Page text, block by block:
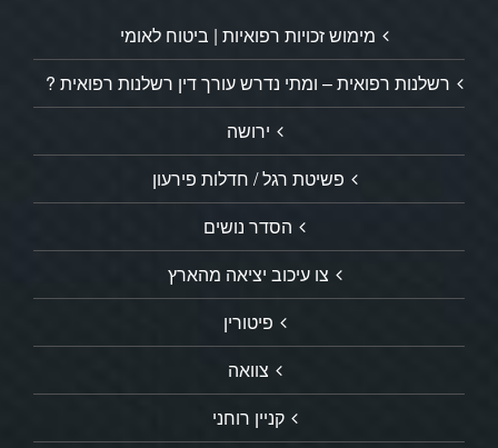
מימוש זכויות רפואיות | ביטוח לאומי
רשלנות רפואית – ומתי נדרש עורך דין רשלנות רפואית ?
ירושה
פשיטת רגל / חדלות פירעון
הסדר נושים
צו עיכוב יציאה מהארץ
פיטורין
צוואה
קניין רוחני